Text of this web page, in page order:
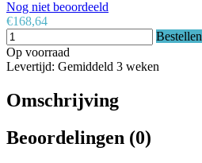
Nog niet beoordeeld
€168,64
Bestellen
Op voorraad
Levertijd: Gemiddeld 3 weken
Omschrijving
Beoordelingen (0)